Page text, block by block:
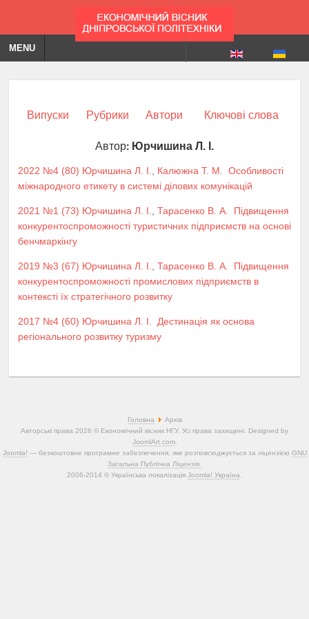
MENU
Випуски Рубрики Автори Ключові слова
Автор: Юрчишина Л. І.
2022 №4 (80) Юрчишина Л. І. Калюжна Т. М.
Особливості
міжнародного етикету в системі ділових комунікацій
2021 №1 (73) Юрчишина Л. І. Тарасенко В. А.
Підвищення
конкурентоспроможності туристичних підприємств на основі
бенчмаркінгу
2019 №3 (67) Юрчишина Л. І. Тарасенко В. А.
Підвищення
конкурентоспроможності промислових підприємств в
контексті їх стратегічного розвитку
2017 №4 (60) Юрчишина Л. І.
Дестинація як основа
регіонального розвитку туризму
Головна
Архів
Авторські права 2026 © Економічний вісник НГУ. Усі права захищені. Designed by
JoomlArt.com.
Joomla! — безкоштовне програмне забезпечення, яке розповсюджується за ліцензією GNU
Загальна Публічна Ліцензія.
2006-2014 © Українська локалізація Joomla! Україна